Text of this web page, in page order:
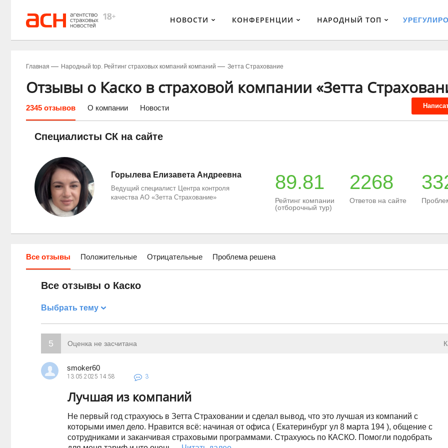
НОВОСТИ КОНФЕРЕНЦИИ НАРОДНЫЙ ТОП
Главная Народный top. Рейтинг страховых компаний компаний Зетта Страхование
Отзывы о Каско в страховой компании «Зетта
2345 отзывов О компании Новости
Специалисты СК на сайте
Горылева Елизавета Андреевна
Ведущий специалист Центра контроля
качества АО «Зетта Страхование»
89.81
Рейтинг компании
(отборочный тур)
2268
Ответов на сайте
Все отзывы Положительные Отрицательные Проблема решена
Все отзывы о Каско
Выбрать тему
5 Оценка не засчитана
smoker60
13.05.2025 14:58 3
Лучшая из компаний
Не первый год страхуюсь в Зетта Страховании и сделал вывод, что это лучшая из компаний с
которыми имел дело. Нравится всё: начиная от офиса ( Екатеринбург ул 8 марта 194 ), общение с
сотрудниками и заканчивая страховыми программами. Страхуюсь по КАСКО. Помогли подобрать